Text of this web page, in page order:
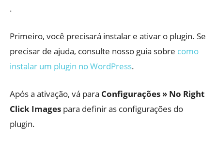
.
Primeiro, você precisará instalar e ativar o plugin. Se
precisar de ajuda, consulte nosso guia sobre como
instalar um plugin no WordPress.
Após a ativação, vá para Configurações » No Right
Click Images para definir as configurações do
plugin.